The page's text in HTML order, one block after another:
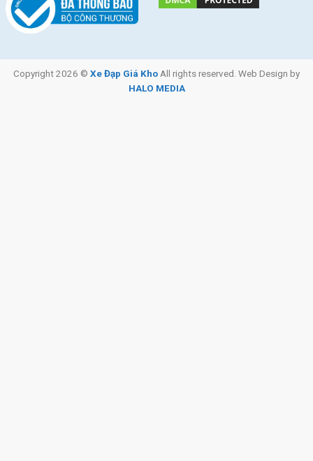
Copyright 2026 © Xe Đạp Giá Kho All rights reserved. Web Design by
HALO MEDIA